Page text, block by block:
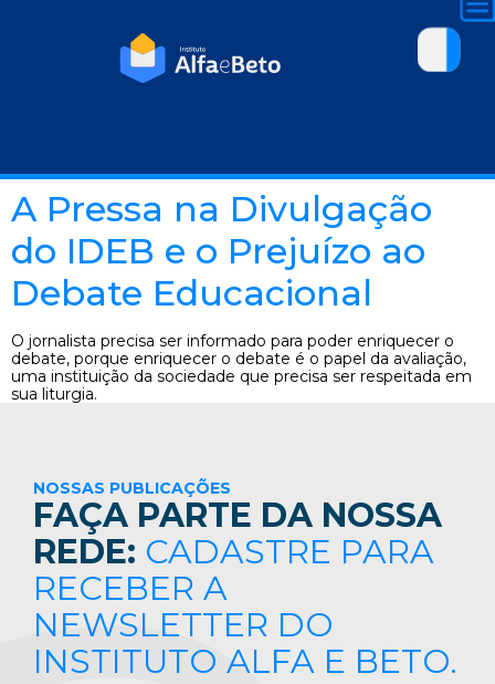
A Pressa na Divulgação
do IDEB e o Prejuízo ao
Debate Educacional
O jornalista precisa ser informado para poder enriquecer o
debate, porque enriquecer o debate é o papel da avaliação,
uma instituição da sociedade que precisa ser respeitada em
sua liturgia.
NOSSAS PUBLICAÇÕES
FAÇA PARTE DA NOSSA
REDE: CADASTRE PARA
RECEBER A
NEWSLETTER DO
INSTITUTO ALFA E BETO.